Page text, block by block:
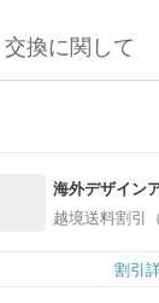
換に関して
海外デザイン
越境送料割引
割引